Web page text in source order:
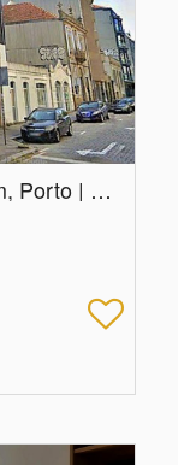
T0 funcional e luminoso | Bonfim, Porto | Mobilado e equipado